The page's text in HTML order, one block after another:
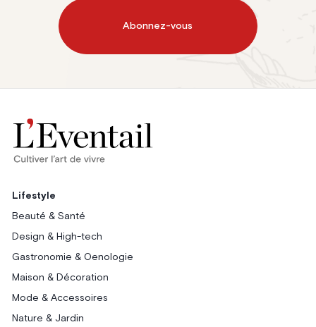
Abonnez-vous
Lifestyle
Beauté & Santé
Design & High-tech
Gastronomie & Oenologie
Maison & Décoration
Mode & Accessoires
Nature & Jardin